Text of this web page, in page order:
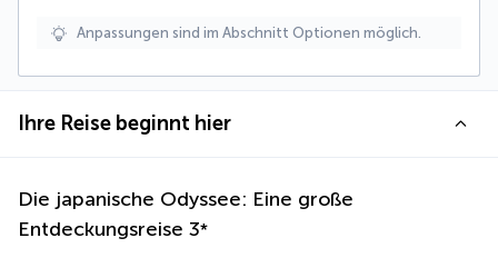
Anpassungen sind im Abschnitt Optionen möglich.
Ihre Reise beginnt hier
Die japanische Odyssee: Eine große
Entdeckungsreise 3*